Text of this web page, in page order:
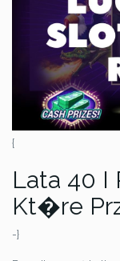
{
Lata 40 I
Kt�re
-}